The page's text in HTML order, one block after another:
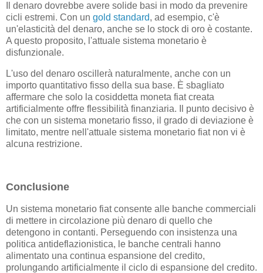
Il denaro dovrebbe avere solide basi in modo da prevenire
cicli estremi. Con un gold standard, ad esempio, c'è
un'elasticità del denaro, anche se lo stock di oro è costante.
A questo proposito, l'attuale sistema monetario è
disfunzionale.
L'uso del denaro oscillerà naturalmente, anche con un
importo quantitativo fisso della sua base. È sbagliato
affermare che solo la cosiddetta moneta fiat creata
artificialmente offre flessibilità finanziaria. Il punto decisivo è
che con un sistema monetario fisso, il grado di deviazione è
limitato, mentre nell'attuale sistema monetario fiat non vi è
alcuna restrizione.
Conclusione
Un sistema monetario fiat consente alle banche commerciali
di mettere in circolazione più denaro di quello che
detengono in contanti. Perseguendo con insistenza una
politica antideflazionistica, le banche centrali hanno
alimentato una continua espansione del credito,
prolungando artificialmente il ciclo di espansione del credito.